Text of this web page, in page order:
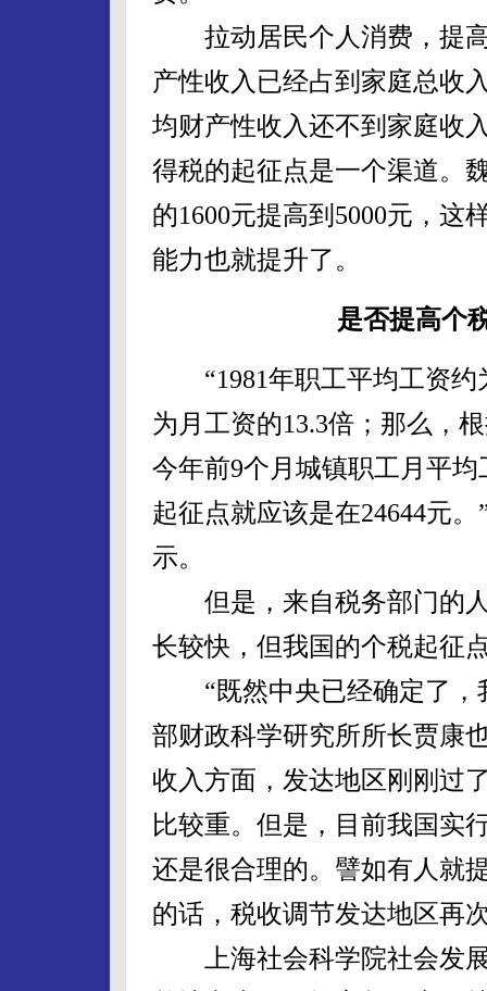
拉动居民个人消费，提高
产性收入已经占到家庭总收
均财产性收入还不到家庭收
得税的起征点是一个渠道。
的1600元提高到5000元，这
能力也就提升了。
是否提高个
“1981年职工平均工资约
为月工资的13.3倍；那么，
今年前9个月城镇职工月平
起征点就应该是在24644元
示。
但是，来自税务部门的人
长较快，但我国的个税起征
“既然中央已经确定了，
部财政科学研究所所长贾康
收入方面，发达地区刚刚过
比较重。但是，目前我国实
还是很合理的。譬如有人就
的话，税收调节发达地区再
上海社会科学院社会发展